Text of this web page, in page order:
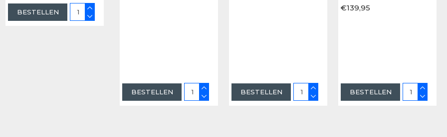
BESTELLEN
BESTELLEN BESTELLEN
€139,95
BESTELLEN